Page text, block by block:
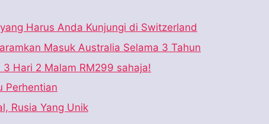
Harus Anda Kunjungi di Switzerland
Masuk Australia Selama 3 Tahun
Hari 2 Malam RM299 sahaja!
Perhentian
Rusia Yang Unik